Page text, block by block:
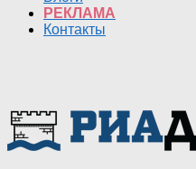
РЕКЛАМА
Контакты